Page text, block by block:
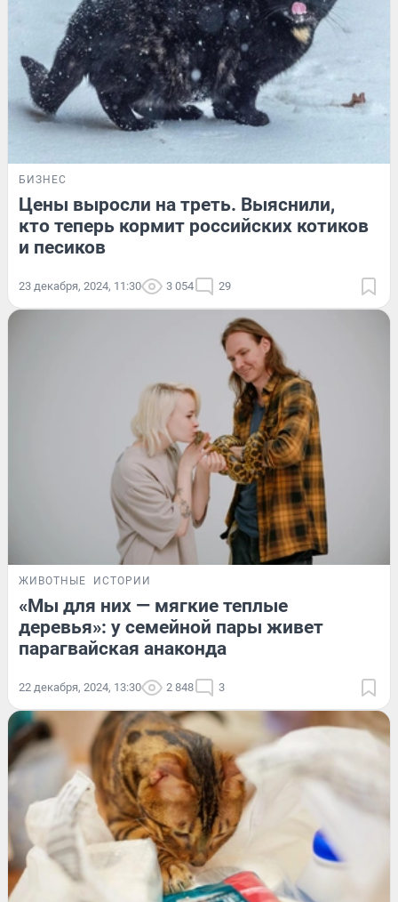
БИЗНЕС
Цены выросли на треть. Выяснили,
кто теперь кормит российских котиков
и песиков
23 декабря, 2024, 11:30 3 054 29
ЖИВОТНЫЕ ИСТОРИИ
«Мы для них — мягкие теплые
деревья»: у семейной пары живет
парагвайская анаконда
22 декабря, 2024, 13:30 2 848 3